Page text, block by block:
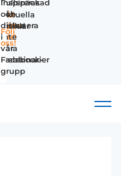
Missa
inte!
Fullspäckad
vår-
missa
inte
våra
webbinarier
Håll
koll!
Aktuella
artiklar
Följ
oss!
Inspireras
och
diskutera
i
vår
Facebook-
grupp